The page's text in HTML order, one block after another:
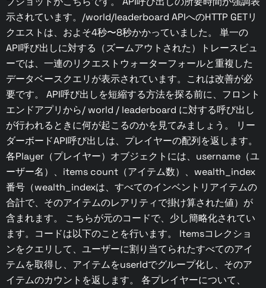
示されています。/world/leaderboard APIへのHTTP GETリ
クエストは、およそ4秒〜8秒かかっていました。 単一の
API呼び出しに対する（ズームアウトされた）トレースビュ
ーでは、一連のリクエストウォーターフォールと重複した
データベースクエリが表示されています。これは改善が必
要です。 API呼び出しを短縮する方法を探る前に、フロント
エンドアプリから/ world / leaderboard に対する呼び出し
が行われるときに何が起こるのかを見てみましょう。 リー
ダーボードAPI呼び出しは、プレイヤーの配列を返します。
各Player（プレイヤー）オブジェクトには、username（ユ
ーザー名）、items count（アイテム数）、wealth_index
番号（wealth_indexは、すべてのインベントリアイテムの
合計で、そのアイテムのレアリティで掛け算された値）が
含まれます。 こちらが元のコードで、少し簡略化されてい
ます。コードは以下のことを行います。 Itemsコレクショ
ンをクエリして、ユーザーに割り当てられたすべてのアイ
テムを取得し、アイテムをuserIdでグループ化し、そのア
イテムのカウントを返します。 各プレイヤーについて、